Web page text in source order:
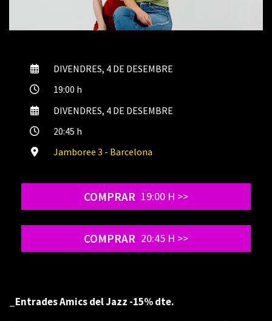
DIVENDRES, 4 DE DESEMBRE
19:00 h
DIVENDRES, 4 DE DESEMBRE
20:45 h
Jamboree 3 - Barcelona
COMPRAR 19:00 H >>
COMPRAR 20:45 H >>
_Entrades Amics del Jazz -15% dte.